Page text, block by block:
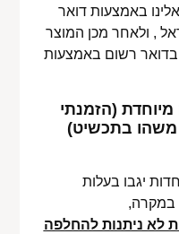
באמצעות דואר
, ולאחר מכן המוצר
בדואר רשום באמצעות
(הזמנתי
משהו בתכשיט)
יגבו בעלות
לא ניתנות להחלפה